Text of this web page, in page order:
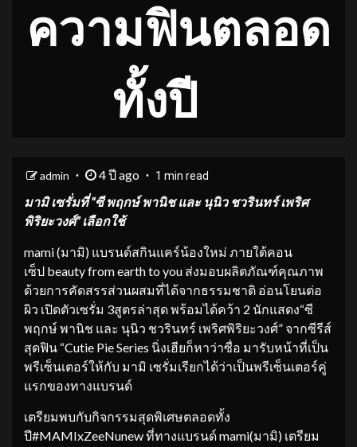
ความฟินตลอด
ทั้งปี
admin 4 ปี ago 1 min read
มามิเซรั่มที่“ซี พฤกษ์ พานิชและ นุนิว ชวรินทร์เพริศ
พิริยะวงศ์” เลือกใช้
mami (มามิ) แบรนด์สกินแคร์น้องใหม่ ภายใต้คอน
เซ็ป beauty from earth to you ส่งมอบผลิตภัณฑ์คุณภาพ
ด้วยการคัดสรรส่วนผสมที่ได้จากธรรมชาติ อ่อนโยนต่อ
ผิว เปิดตัวเซรั่ม 3สูตรล่าสุด พร้อมได้คว้า 2 นักแสดง“ซี
พฤกษ์ พานิช และ นุนิว ชวรินทร์ เพริศพิริยะวงศ์” จากซีรีส์
สุดฟิน “Cutie Pie Series นิ่งเฮียก็หาว่าซื่อ มารับหน้าที่เป็น
พรีเซ็นเตอร์ให้กับ มามิ เซรั่มเรียกได้ว่าเป็นพรีเซ็นเตอร์คู่
แรกของทางแบรนด์
เตรียมพบกับกิจกรรมสุดพิเศษตลอดทั้ง
ปี#MAMIxZeeNunew ที่ทางแบรนด์ mami(มามิ) เตรียม